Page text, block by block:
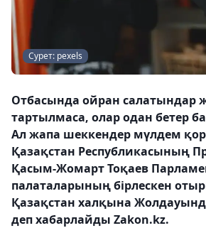
Сурет: pexels
Отбасында ойран салатындар
тартылмаса, олар одан бетер
Ал жапа шеккендер мүлдем
Қазақстан Республикасының
Қасым-Жомарт Тоқаев
палаталарының бірлескен
Қазақстан халқына
деп хабарлайды Zakon.kz.